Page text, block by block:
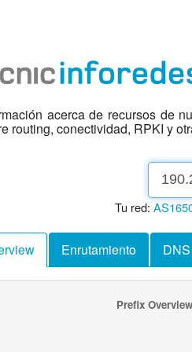
acerca de recursos de
routing, conectividad, RPKI y
Tu red:
Enrutamiento DNS
Prefix Overview